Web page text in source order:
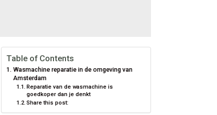
Table of Contents
Wasmachine reparatie in de omgeving van
Amsterdam
Reparatie van de wasmachine is
goedkoper dan je denkt
Share this post: